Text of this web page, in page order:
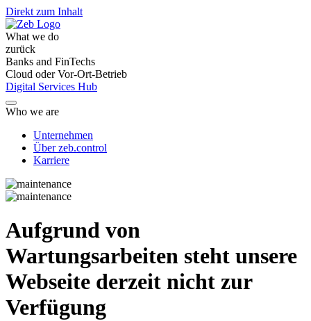
Direkt zum Inhalt
What we do
zurück
Banks and FinTechs
Cloud oder Vor-Ort-Betrieb
Digital Services Hub
Who we are
Unternehmen
Über zeb.control
Karriere
Aufgrund von
Wartungsarbeiten steht unsere
Webseite derzeit nicht zur
Verfügung